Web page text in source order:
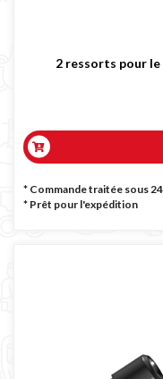
2 ressorts pour le
* Commande traitée sous
* Prêt pour l'expédition